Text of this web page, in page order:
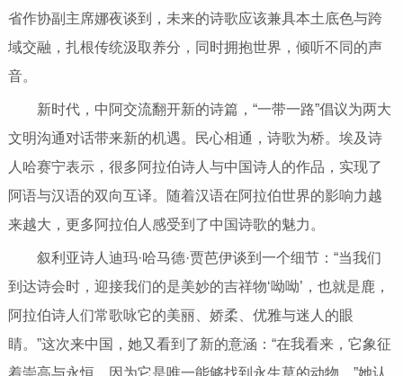
省作协副主席娜夜谈到，未来的诗歌应该兼具本土底色与跨
域交融，扎根传统汲取养分，同时拥抱世界，倾听不同的声
音。
新时代，中阿交流翻开新的诗篇，“一带一路”倡议为两大
文明沟通对话带来新的机遇。民心相通，诗歌为桥。埃及诗
人哈赛宁表示，很多阿拉伯诗人与中国诗人的作品，实现了
阿语与汉语的双向互译。随着汉语在阿拉伯世界的影响力越
来越大，更多阿拉伯人感受到了中国诗歌的魅力。
叙利亚诗人迪玛·哈马德·贾芭伊谈到一个细节：“当我们
到达诗会时，迎接我们的是美妙的吉祥物‘呦呦’，也就是鹿，
阿拉伯诗人们常歌咏它的美丽、娇柔、优雅与迷人的眼
睛。”这次来中国，她又看到了新的意涵：“在我看来，它象征
着崇高与永恒，因为它是唯一能够找到永生草的动物。”她认